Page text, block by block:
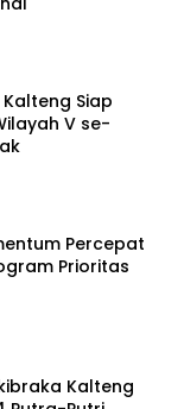
Siap
V se-
Percepat
Prioritas
Kalteng